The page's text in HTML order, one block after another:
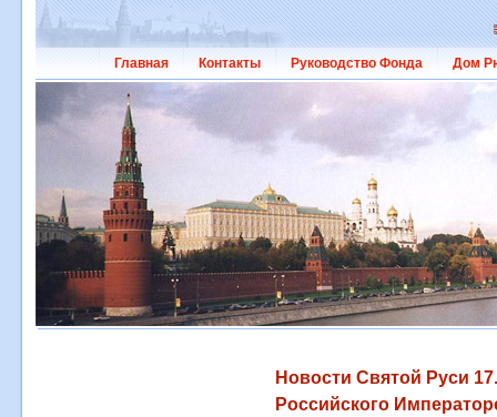
Главная Контакты Руководство Фонда Дом
Новости Святой Руси
Российского